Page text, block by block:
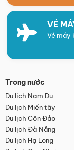
VÉ
Vé máy
Trong nước
Du lịch Nam Du
Du lịch Miền tây
Du lịch Côn Đảo
Du lịch Đà Nẵng
Du lịch Hạ Long